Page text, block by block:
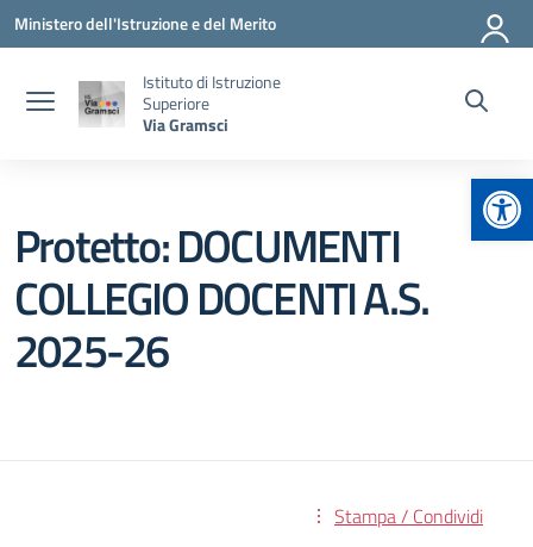
Vai ai contenuti
Vai al menu di navigazione
Vai al footer
Ministero dell'Istruzione e del Merito
Istituto di Istruzione
Superiore
Via Gramsci
Protetto: DOCUMENTI
COLLEGIO DOCENTI A.S.
2025-26
Stampa / Condividi